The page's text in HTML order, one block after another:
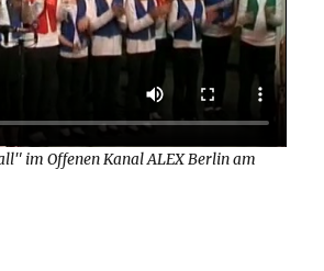
im Offenen Kanal ALEX Berlin am